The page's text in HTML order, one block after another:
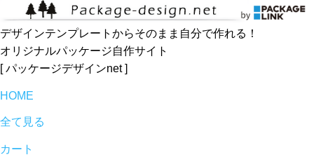
デザインテンプレートからそのまま自分で作れる！
オリジナルパッケージ自作サイト
[ パッケージデザインnet ]
HOME
全て見る
カート